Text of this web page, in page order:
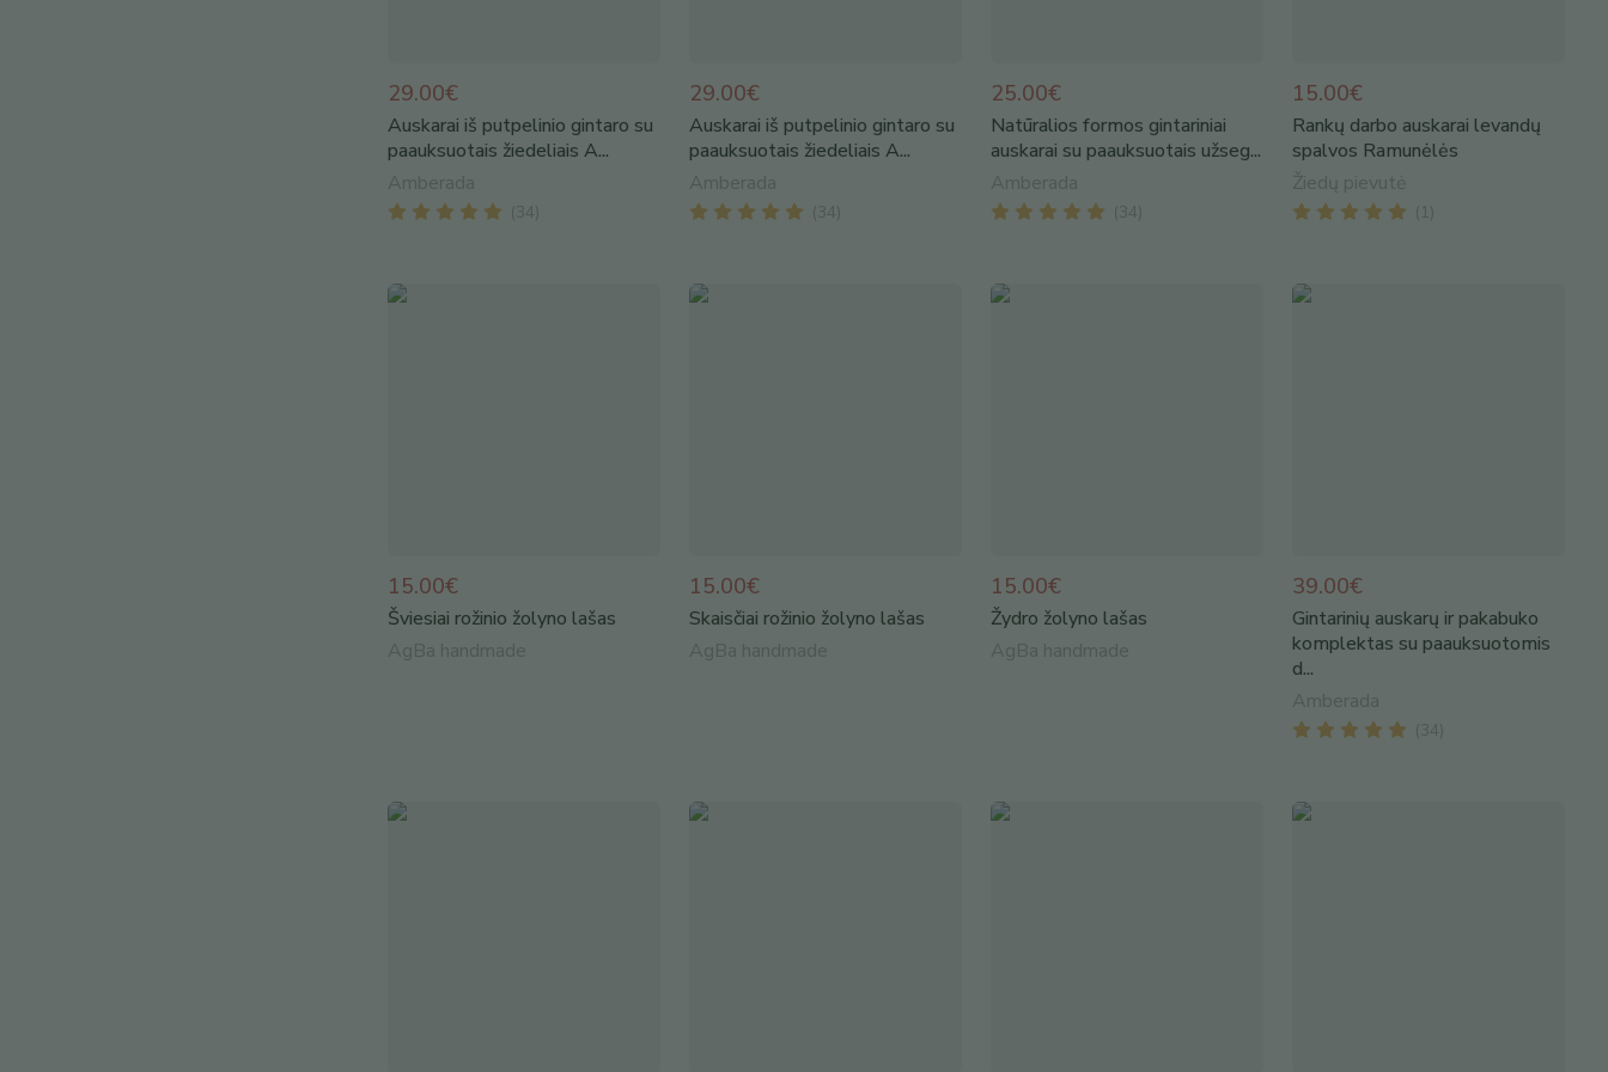
29.00€
Auskarai iš putpelinio gintaro su
paauksuotais žiedeliais A...
Amberada
( 34
29.00€
Auskarai iš putpelinio gintaro su
paauksuotais žiedeliais A...
Amberada
( 34
25.00€
Natūralios formos gintariniai
auskarai su paauksuotais užseg...
Amberada
( 34
15.00€
Rankų darbo auskarai levandų
spalvos Ramunėlės
Žiedų pievutė
( 1
15.00€
Šviesiai rožinio žolyno lašas
AgBa handmade
15.00€
Skaisčiai rožinio žolyno lašas
AgBa handmade
15.00€
Žydro žolyno lašas
AgBa handmade
39.00€
Gintarinių auskarų ir pakabuko
komplektas su paauksuotomis
d...
Amberada
( 34